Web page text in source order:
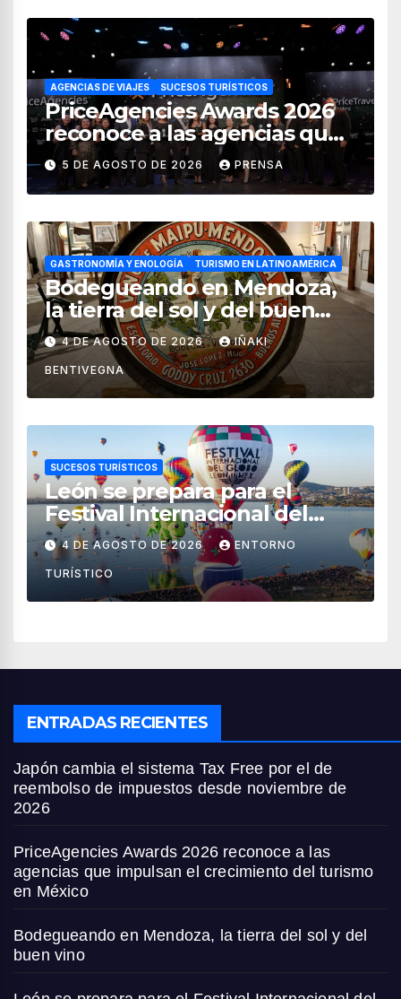
AGENCIAS DE VIAJES SUCESOS TURÍSTICOS
PriceAgencies Awards 2026
reconoce a las agencias que
impulsan el crecimiento del
turismo en México
5 DE AGOSTO DE 2026 PRENSA
GASTRONOMÍA Y ENOLOGÍA TURISMO EN LATINOAMÉRICA
Bodegueando en Mendoza,
la tierra del sol y del buen
vino
4 DE AGOSTO DE 2026 IÑAKI
BENTIVEGNA
SUCESOS TURÍSTICOS
León se prepara para el
Festival Internacional del
Globo 2026 con pilotos de 25
países
4 DE AGOSTO DE 2026 ENTORNO
TURÍSTICO
ENTRADAS RECIENTES
Japón cambia el sistema Tax Free por el de
reembolso de impuestos desde noviembre de
2026
PriceAgencies Awards 2026 reconoce a las
agencias que impulsan el crecimiento del turismo
en México
Bodegueando en Mendoza, la tierra del sol y del
buen vino